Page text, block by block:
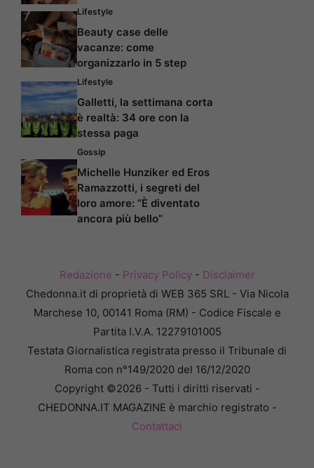
Lifestyle
Beauty case delle
vacanze: come
organizzarlo in 5 step
Lifestyle
Galletti, la settimana corta
è realtà: 34 ore con la
stessa paga
Gossip
Michelle Hunziker ed Eros
Ramazzotti, i segreti del
loro amore: “È diventato
ancora più bello”
Redazione - Privacy Policy- Disclaimer
Chedonna.it di proprietà di WEB 365 SRL - Via Nicola
Marchese 10, 00141 Roma (RM) - Codice Fiscale e
Partita I.V.A. 12279101005
Testata Giornalistica registrata presso il Tribunale di
Roma con n°149/2020 del 16/12/2020
Copyright ©2026 - Tutti i diritti riservati -
CHEDONNA.IT MAGAZINE è marchio registrato -
Contattaci